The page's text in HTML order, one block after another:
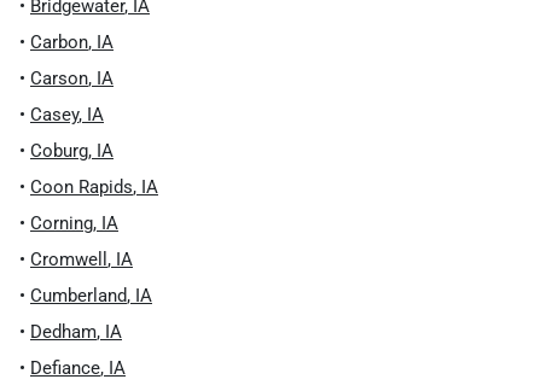
• Bridgewater, IA
• Carbon, IA
• Carson, IA
• Casey, IA
• Coburg, IA
• Coon Rapids, IA
• Corning, IA
• Cromwell , IA
• Cumberland, IA
• Dedham, IA
• Defiance, IA